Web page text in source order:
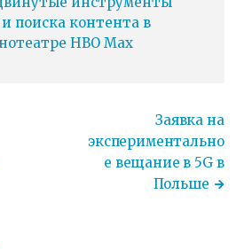
поиска контента в
HBO Max
Заявка на
экспериментально
е вещание в 5G в
Польше